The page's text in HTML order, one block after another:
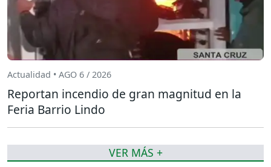
Actualidad • AGO 6 / 2026
Reportan incendio de gran magnitud en la
Feria Barrio Lindo
VER MÁS +